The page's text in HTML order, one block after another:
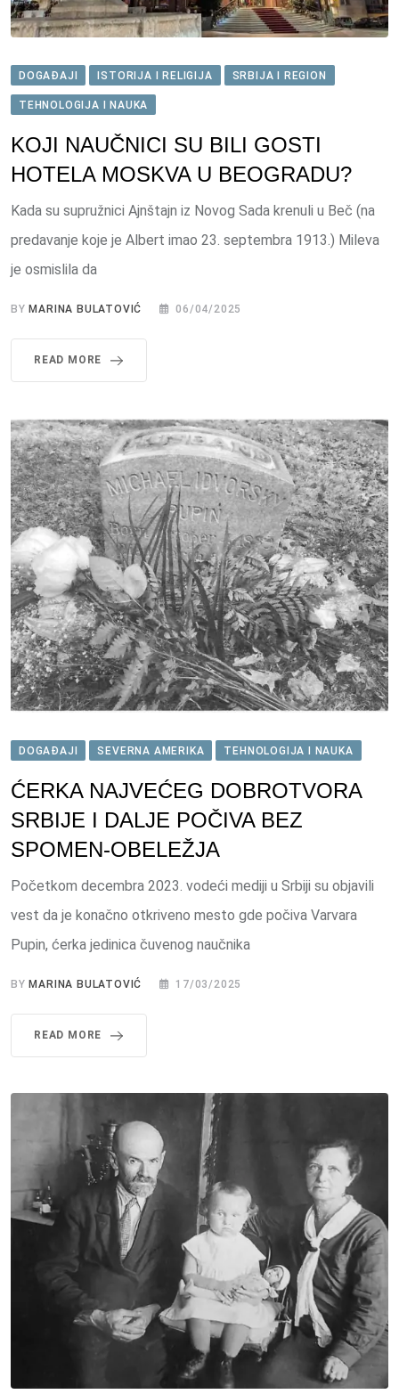
DOGAĐAJI ISTORIJA I RELIGIJA SRBIJA I REGION
TEHNOLOGIJA I NAUKA
KOJI NAUČNICI SU BILI GOSTI
HOTELA MOSKVA U BEOGRADU?
Kada su supružnici Ajnštajn iz Novog Sada krenuli u Beč (na
predavanje koje je Albert imao 23. septembra 1913.) Mileva
je osmislila da
BYMARINA BULATOVIĆ 06/04/2025
READ MORE
DOGAĐAJI SEVERNA AMERIKA TEHNOLOGIJA I NAUKA
ĆERKA NAJVEĆEG DOBROTVORA
SRBIJE I DALJE POČIVA BEZ
SPOMEN-OBELEŽJA
Početkom decembra 2023. vodeći mediji u Srbiji su objavili
vest da je konačno otkriveno mesto gde počiva Varvara
Pupin, ćerka jedinica čuvenog naučnika
BY MARINA BULATOVIĆ 17/03/2025
READ MORE